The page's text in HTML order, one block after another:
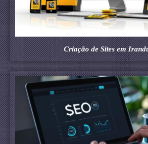
Criação de Sites em